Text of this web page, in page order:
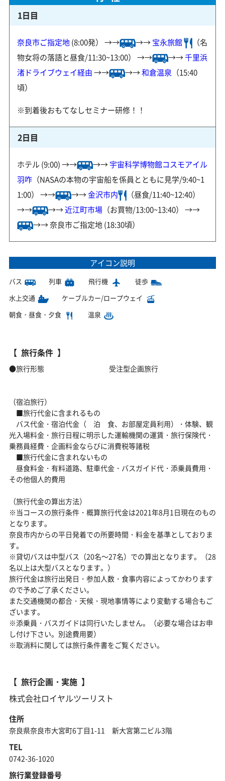
1日目
奈良市ご指定地(8:00発） →→ →→宝永旅館
（名
物女将の落語と昼食/11:30~13:00） →→
→→千里浜
渚ドライブウェイ経由→→ →→和倉温泉 （15:40
頃）
※到着後おもてなしセミナー研修！！
2日目
ホテル (9:00) →→ →→宇宙科学博物館コスモアイル
羽咋（NASAの本物の宇宙船を係員とともに見学/9:40~1
1:00） →→
→→金沢市内
（昼食/11:40~12:40）
→→
→→近江町市場（お買物/13:00~13:40） →→
→→ 奈良市ご指定地 (18:30頃）
アイコン説明
バス 列車 飛行機
徒歩
水上交通
ケーブルカー/ロープウェイ
朝食・昼食・夕食
温泉
旅行条件
●旅行形態 受注型企画旅行
（宿泊旅行）
■旅行代金に含まれるもの
バス代金・宿泊代金（ 泊 食、お部屋定員利用）・体験、観
光入場料金・旅行日程に明示した運輸機関の運賃・旅行保険代・
乗務員経費・企画料金ならびに消費税等諸税
■旅行代金に含まれないもの
昼食料金・有料道路、駐車代金・バスガイド代・添乗員費用・
その他個人的費用
（旅行代金の算出方法）
※当コースの旅行条件・概算旅行代金は2021年8月1日現在のもの
となります。
奈良市内からの平日発着での所要時間・料金を基準としておりま
す。
※貸切バスは中型バス（20名～27名）での算出となります。（28
名以上は大型バスとなります。）
旅行代金は旅行出発日・参加人数・食事内容によってかわります
ので予めご了承ください。
また交通機関の都合・天候・現地事情等により変動する場合もご
ざいます。
※添乗員・バスガイドは同行いたしません。（必要な場合はお申
し付け下さい。別途費用要）
※取消料に関しては旅行条件書をご覧ください。
旅行企画・実施
株式会社ロイヤルツーリスト
住所
奈良県奈良市大宮町6丁目1-11 新大宮第二ビル3階
TEL
0742-36-1020
旅行業登録番号